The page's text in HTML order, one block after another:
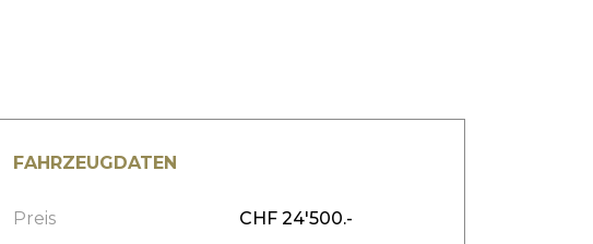
FAHRZEUGDATEN
Preis
CHF 24'500.-